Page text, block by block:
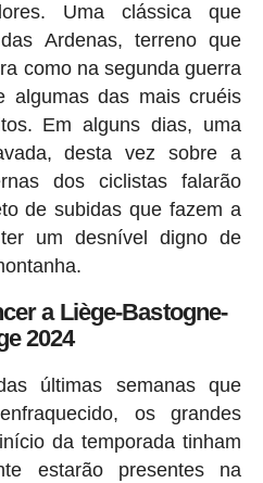
Uma clássica que
Ardenas, terreno que
como na segunda guerra
algumas das mais cruéis
Em alguns dias, uma
desta vez sobre a
dos ciclistas falarão
de subidas que fazem a
ter um desnível digno de
a Liège-Bastogne-
2024
últimas semanas que
os grandes
da temporada tinham
estarão presentes na